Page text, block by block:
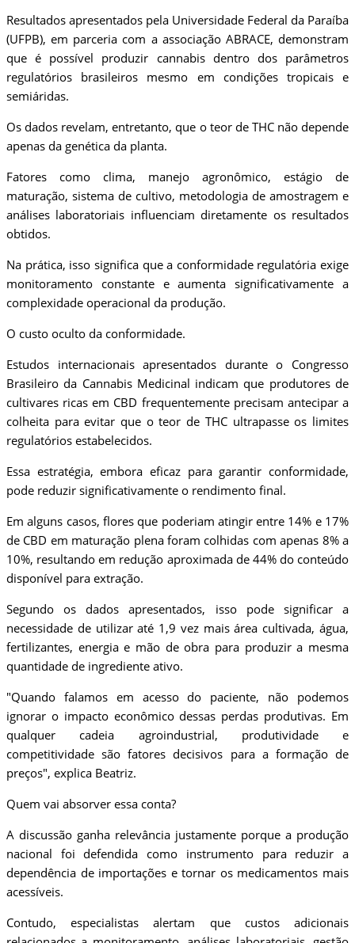
Resultados apresentados pela Universidade Federal da Paraíba
(UFPB), em parceria com a associação ABRACE, demonstram
que é possível produzir cannabis dentro dos parâmetros
regulatórios brasileiros mesmo em condições tropicais e
semiáridas.
Os dados revelam, entretanto, que o teor de THC não depende
apenas da genética da planta.
Fatores como clima, manejo agronômico, estágio de
maturação, sistema de cultivo, metodologia de amostragem e
análises laboratoriais influenciam diretamente os resultados
obtidos.
Na prática, isso significa que a conformidade regulatória exige
monitoramento constante e aumenta significativamente a
complexidade operacional da produção.
O custo oculto da conformidade.
Estudos internacionais apresentados durante o Congresso
Brasileiro da Cannabis Medicinal indicam que produtores de
cultivares ricas em CBD frequentemente precisam antecipar a
colheita para evitar que o teor de THC ultrapasse os limites
regulatórios estabelecidos.
Essa estratégia, embora eficaz para garantir conformidade,
pode reduzir significativamente o rendimento final.
Em alguns casos, flores que poderiam atingir entre 14% e 17%
de CBD em maturação plena foram colhidas com apenas 8% a
10%, resultando em redução aproximada de 44% do conteúdo
disponível para extração.
Segundo os dados apresentados, isso pode significar a
necessidade de utilizar até 1,9 vez mais área cultivada, água,
fertilizantes, energia e mão de obra para produzir a mesma
quantidade de ingrediente ativo.
"Quando falamos em acesso do paciente, não podemos
ignorar o impacto econômico dessas perdas produtivas. Em
qualquer cadeia agroindustrial, produtividade e
competitividade são fatores decisivos para a formação de
preços", explica Beatriz.
Quem vai absorver essa conta?
A discussão ganha relevância justamente porque a produção
nacional foi defendida como instrumento para reduzir a
dependência de importações e tornar os medicamentos mais
acessíveis.
Contudo, especialistas alertam que custos adicionais